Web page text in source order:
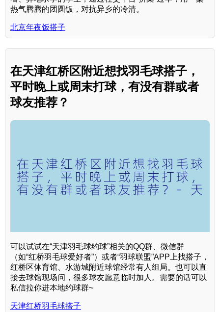
热气腾腾的团圆饭，对抗异乡的冷清。
北京年夜饭搭子
在天津红桥区附近想找羽毛球搭子，
平时晚上或周末打球，有没有群或者
球友推荐？
可以试试在“天津羽毛球约球”相关的QQ群、微信群
（如“红桥羽毛球爱好者”）或者“羽球联盟”APP上找搭子，
红桥区体育馆、水游城附近球馆经常有人组局。也可以直
接去球馆现场问，很多球友愿意临时加人。需要的话可以
私信拉你进本地约球群~
天津红桥羽毛球搭子